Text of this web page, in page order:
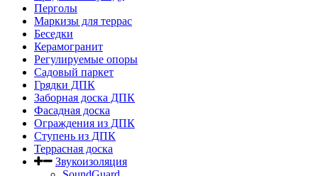
Перголы
Маркизы для террас
Беседки
Керамогранит
Регулируемые опоры
Садовый паркет
Грядки ДПК
Заборная доска ДПК
Фасадная доска
Ограждения из ДПК
Ступень из ДПК
Террасная доска
Звукоизоляция